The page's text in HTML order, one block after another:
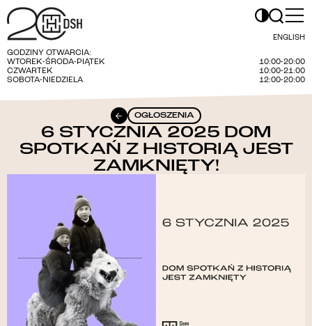
ENGLISH
GODZINY OTWARCIA:
WTOREK-ŚRODA-PIĄTEK
10:00-20:00
CZWARTEK
10:00-21:00
SOBOTA-NIEDZIELA
12:00-20:00
OGŁOSZENIA
6 STYCZNIA 2025 DOM
SPOTKAŃ Z HISTORIĄ JEST
ZAMKNIĘTY!